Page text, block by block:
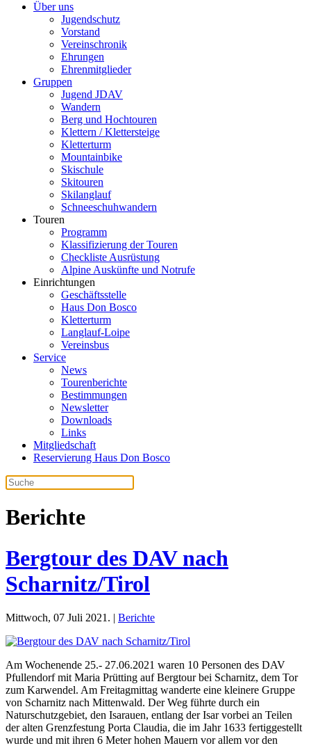
Über uns
Jugendschutz
Vorstand
Vereinschronik
Ehrungen
Ehrenmitglieder
Gruppen
Jugend JDAV
Wandern
Berg und Hochtouren
Klettern / Klettersteige
Kletterturm
Mountainbike
Skischule
Skitouren
Skilanglauf
Schneeschuhwandern
Touren
Programm
Klassifizierung der Touren
Checkliste Ausrüstung
Alpine Auskünfte und Notrufe
Einrichtungen
Geschäftsstelle
Haus Don Bosco
Kletterturm
Langlauf-Loipe
Vereinsbus
Service
News
Tourenberichte
Bestimmungen
Newsletter
Downloads
Links
Mitgliedschaft
Reservierung Haus Don Bosco
Berichte
Bergtour des DAV nach
Scharnitz/Tirol
Mittwoch, 07 Juli 2021. | Berichte
Am Wochenende 25.- 27.06.2021 waren 10 Personen des DAV
Pfullendorf mit Maria Prütting auf Bergtour bei Scharnitz, dem Tor
zum Karwendel. Am Freitagmittag wanderte eine kleinere Gruppe
von Scharnitz nach Mittenwald. Der Weg führte durch ein
Naturschutzgebiet, den Isarauen, entlang der Isar vorbei an Teilen
der alten Grenzfestung Porta Claudia, die im Jahr 1633 fertiggestellt
wurde und mit ihren 6 Meter hohen Mauern vor allem vor den